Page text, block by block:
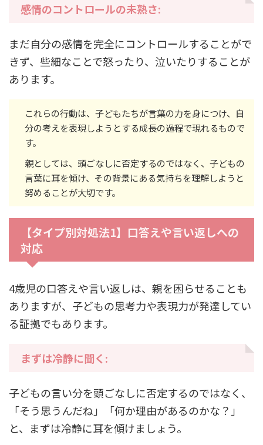
感情のコントロールの未熟さ:
まだ自分の感情を完全にコントロールすることがで
きず、些細なことで怒ったり、泣いたりすることが
あります。
これらの行動は、子どもたちが言葉の力を身につけ、自
分の考えを表現しようとする成長の過程で現れるもので
す。
親としては、頭ごなしに否定するのではなく、子どもの
言葉に耳を傾け、その背景にある気持ちを理解しようと
努めることが大切です。
【タイプ別対処法1】口答えや言い返しへの
対応
4歳児の口答えや言い返しは、親を困らせることも
ありますが、子どもの思考力や表現力が発達してい
る証拠でもあります。
まずは冷静に聞く:
子どもの言い分を頭ごなしに否定するのではなく、
「そう思うんだね」「何か理由があるのかな？」
と、まずは冷静に耳を傾けましょう。